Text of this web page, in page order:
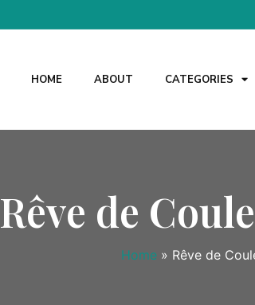
HOME ABOUT CATEGORIES
Rêve de
Home » Rêve de